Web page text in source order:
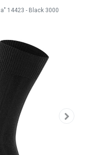
14423 - Black 3000